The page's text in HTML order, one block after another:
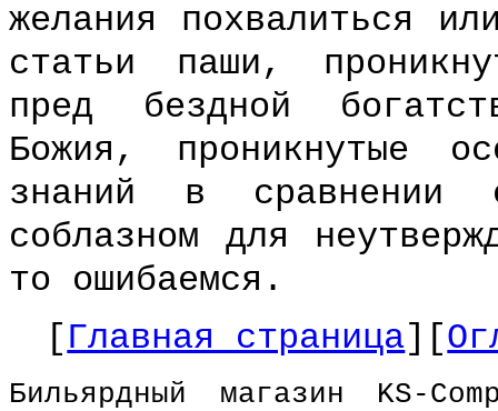
желания похвалиться
статьи паши,
пред бездной
Божия, проникнутые
знаний в сравнении
соблазном для
то ошибаемся.
[Главная страница][
Бильярдный магазин KS-